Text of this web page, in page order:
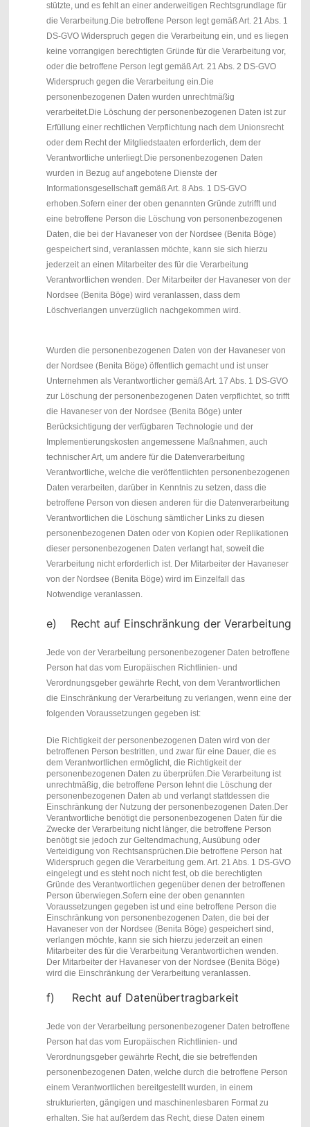
stützte, und es fehlt an einer anderweitigen Rechtsgrundlage für
die Verarbeitung. Die betroffene Person legt gemäß Art. 21 Abs. 1
DS-GVO Widerspruch gegen die Verarbeitung ein, und es liegen
keine vorrangigen berechtigten Gründe für die Verarbeitung vor,
oder die betroffene Person legt gemäß Art. 21 Abs. 2 DS-GVO
Widerspruch gegen die Verarbeitung ein. Die
personenbezogenen Daten wurden unrechtmäßig
verarbeitet. Die Löschung der personenbezogenen Daten ist zur
Erfüllung einer rechtlichen Verpflichtung nach dem Unionsrecht
oder dem Recht der Mitgliedstaaten erforderlich, dem der
Verantwortliche unterliegt. Die personenbezogenen Daten
wurden in Bezug auf angebotene Dienste der
Informationsgesellschaft gemäß Art. 8 Abs. 1 DS-GVO
erhoben.Sofern einer der oben genannten Gründe zutrifft und
eine betroffene Person die Löschung von personenbezogenen
Daten, die bei der Havaneser von der Nordsee (Benita Böge)
gespeichert sind, veranlassen möchte, kann sie sich hierzu
jederzeit an einen Mitarbeiter des für die Verarbeitung
Verantwortlichen wenden. Der Mitarbeiter der Havaneser von der
Nordsee (Benita Böge) wird veranlassen, dass dem
Löschverlangen unverzüglich nachgekommen wird.
Wurden die personenbezogenen Daten von der Havaneser von
der Nordsee (Benita Böge) öffentlich gemacht und ist unser
Unternehmen als Verantwortlicher gemäß Art. 17 Abs. 1 DS-GVO
zur Löschung der personenbezogenen Daten verpflichtet, so trifft
die Havaneser von der Nordsee (Benita Böge) unter
Berücksichtigung der verfügbaren Technologie und der
Implementierungskosten angemessene Maßnahmen, auch
technischer Art, um andere für die Datenverarbeitung
Verantwortliche, welche die veröffentlichten personenbezogenen
Daten verarbeiten, darüber in Kenntnis zu setzen, dass die
betroffene Person von diesen anderen für die Datenverarbeitung
Verantwortlichen die Löschung sämtlicher Links zu diesen
personenbezogenen Daten oder von Kopien oder Replikationen
dieser personenbezogenen Daten verlangt hat, soweit die
Verarbeitung nicht erforderlich ist. Der Mitarbeiter der Havaneser
von der Nordsee (Benita Böge) wird im Einzelfall das
Notwendige veranlassen.
e) Recht auf Einschränkung der Verarbeitung
Jede von der Verarbeitung personenbezogener Daten betroffene
Person hat das vom Europäischen Richtlinien- und
Verordnungsgeber gewährte Recht, von dem Verantwortlichen
die Einschränkung der Verarbeitung zu verlangen, wenn eine der
folgenden Voraussetzungen gegeben ist:
Die Richtigkeit der personenbezogenen Daten wird von der
betroffenen Person bestritten, und zwar für eine Dauer, die es
dem Verantwortlichen ermöglicht, die Richtigkeit der
personenbezogenen Daten zu überprüfen. Die Verarbeitung ist
unrechtmäßig, die betroffene Person lehnt die Löschung der
personenbezogenen Daten ab und verlangt stattdessen die
Einschränkung der Nutzung der personenbezogenen Daten. Der
Verantwortliche benötigt die personenbezogenen Daten für die
Zwecke der Verarbeitung nicht länger, die betroffene Person
benötigt sie jedoch zur Geltendmachung, Ausübung oder
Verteidigung von Rechtsansprüchen. Die betroffene Person hat
Widerspruch gegen die Verarbeitung gem. Art. 21 Abs. 1 DS-GVO
eingelegt und es steht noch nicht fest, ob die berechtigten
Gründe des Verantwortlichen gegenüber denen der betroffenen
Person überwiegen.Sofern eine der oben genannten
Voraussetzungen gegeben ist und eine betroffene Person die
Einschränkung von personenbezogenen Daten, die bei der
Havaneser von der Nordsee (Benita Böge) gespeichert sind,
verlangen möchte, kann sie sich hierzu jederzeit an einen
Mitarbeiter des für die Verarbeitung Verantwortlichen wenden.
Der Mitarbeiter der Havaneser von der Nordsee (Benita Böge)
wird die Einschränkung der Verarbeitung veranlassen.
f) Recht auf Datenübertragbarkeit
Jede von der Verarbeitung personenbezogener Daten betroffene
Person hat das vom Europäischen Richtlinien- und
Verordnungsgeber gewährte Recht, die sie betreffenden
personenbezogenen Daten, welche durch die betroffene Person
einem Verantwortlichen bereitgestellt wurden, in einem
strukturierten, gängigen und maschinenlesbaren Format zu
erhalten. Sie hat außerdem das Recht, diese Daten einem